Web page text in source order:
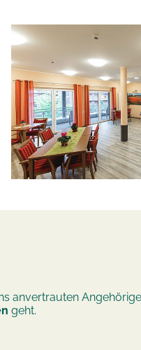
anvertrauten
geht.